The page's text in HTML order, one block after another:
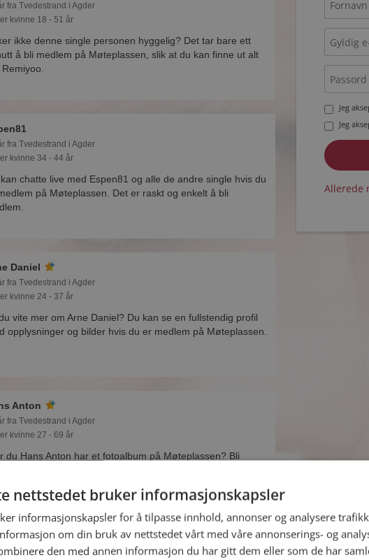
fra Tvedestrand i Agder
kvinne 18 - 51 år
ikke denne single personen hyggelig? Det tar bare ett
å bli medlem på Møteplassen, slik at du kan finne ut alt
fra Tvedestrand i Agder
kvinne 34 - 44 år
chatte live med Espen81 og alle de andre single hvis du
på Møteplassen. Det er raskt og enkelt å bli
Daniel
fra Tvedestrand i Agder
kvinne 24 - 37 år
vite mer om Arne Daniel? Du kan se en fullstendig profil
opplysninger og bilder hvis du er medlem på Møteplassen.
Anton
fra Tvedestrand i Agder
kvinne 27 - 69 år
du Hans Anton har et fotoalbum på Møteplassen? Bli
Jeg
Jeg
Allerede
nettstedet bruker informasjonskapsler
informasjonskapsler for å tilpasse innhold, annonser og analysere
om din bruk av nettstedet vårt med våre annonserings- og
den med annen informasjon du har gitt dem eller som de har